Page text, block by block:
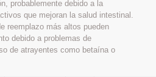
probablemente debido a la
que mejoran la salud intestinal.
reemplazo más altos pueden
debido a problemas de
de atrayentes como betaína o